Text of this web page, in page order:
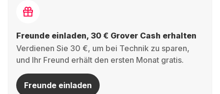
Freunde einladen, 30 € Grover Cash erhalten
Verdienen Sie 30 €, um bei Technik zu sparen,
und Ihr Freund erhält den ersten Monat gratis.
Freunde einladen